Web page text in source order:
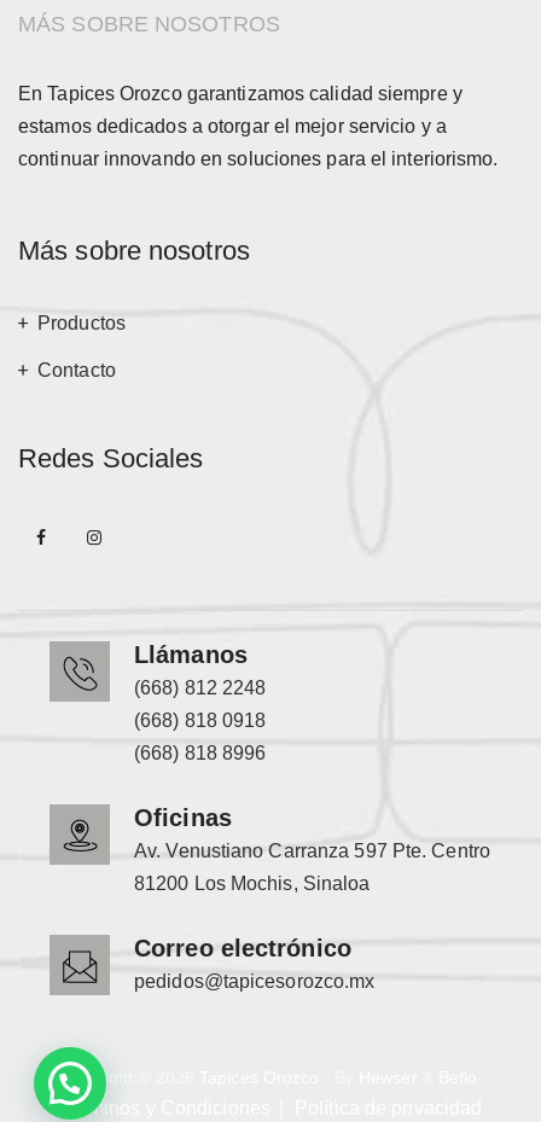
MÁS SOBRE NOSOTROS
En Tapices Orozco garantizamos calidad siempre y
estamos dedicados a otorgar el mejor servicio y a
continuar innovando en soluciones para el interiorismo.
Más sobre nosotros
Productos
Contacto
Redes Sociales
Llámanos
(668) 812 2248
(668) 818 0918
(668) 818 8996
Oficinas
Av. Venustiano Carranza 597 Pte. Centro
81200 Los Mochis, Sinaloa
Correo electrónico
pedidos@tapicesorozco.mx
Copyright © 2026
Términos y Condiciones